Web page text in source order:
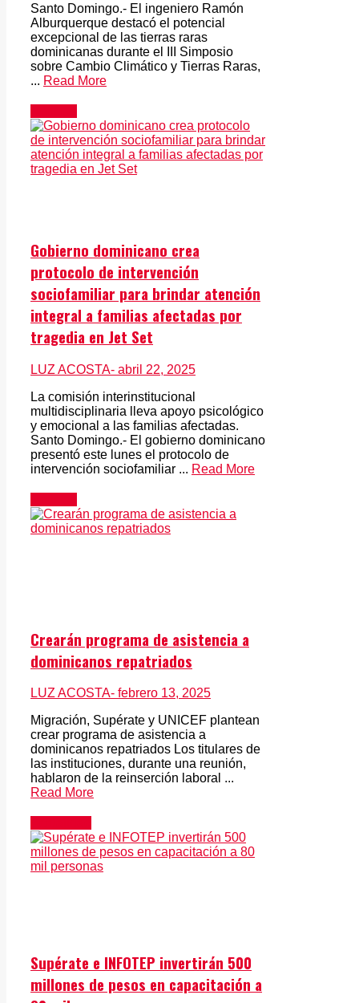
Santo Domingo.- El ingeniero Ramón
Alburquerque destacó el potencial
excepcional de las tierras raras
dominicanas durante el III Simposio
sobre Cambio Climático y Tierras Raras,
... Read More
Gobierno dominicano crea
protocolo de intervención
sociofamiliar para brindar atención
integral a familias afectadas por
tragedia en Jet Set
LUZ ACOSTA- abril 22, 2025
La comisión interinstitucional
multidisciplinaria lleva apoyo psicológico
y emocional a las familias afectadas.
Santo Domingo.- El gobierno dominicano
presentó este lunes el protocolo de
intervención sociofamiliar ... Read More
Crearán programa de asistencia a
dominicanos repatriados
LUZ ACOSTA- febrero 13, 2025
Migración, Supérate y UNICEF plantean
crear programa de asistencia a
dominicanos repatriados Los titulares de
las instituciones, durante una reunión,
hablaron de la reinserción laboral ...
Read More
Supérate e INFOTEP invertirán 500
millones de pesos en capacitación a